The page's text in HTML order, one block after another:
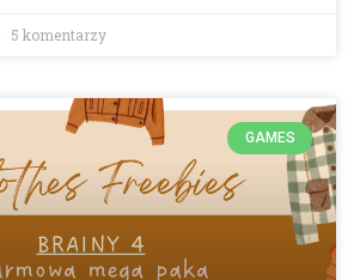
5 komentarzy
GAMES